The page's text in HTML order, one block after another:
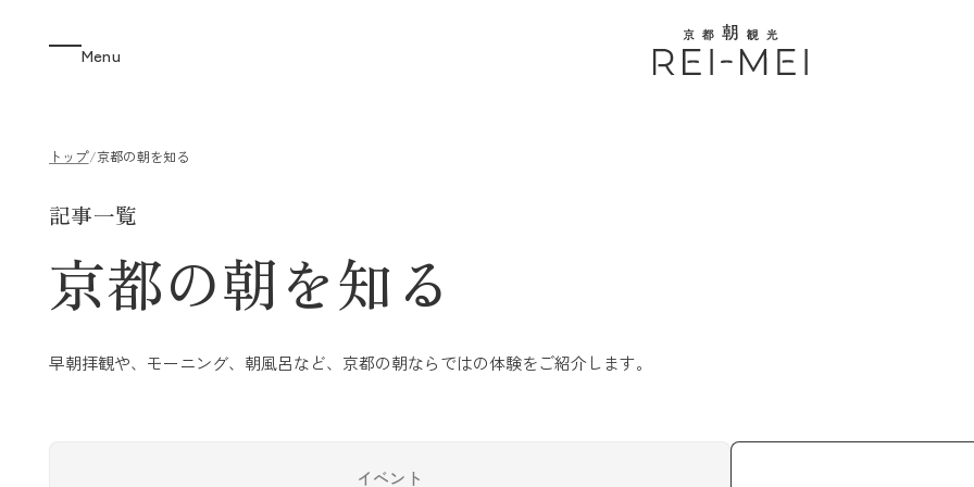
Menu
トップ/京都の朝を知る
記事一覧
京都の朝を知る
早朝拝観や、モーニング、朝風呂など、京都の朝ならではの体験をご紹介します。
イベント